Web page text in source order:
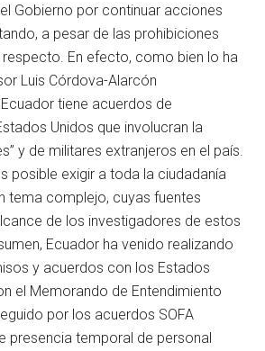
Gobierno por continuar acciones
a pesar de las prohibiciones
En efecto, como bien lo ha
Luis Córdova-Alarcón
Ecuador tiene acuerdos de
Unidos que involucran la
y de militares extranjeros en el país.
posible exigir a toda la ciudadanía
tema complejo, cuyas fuentes
de los investigadores de estos
Ecuador ha venido realizando
y acuerdos con los Estados
el Memorando de Entendimiento
por los acuerdos SOFA
presencia temporal de personal